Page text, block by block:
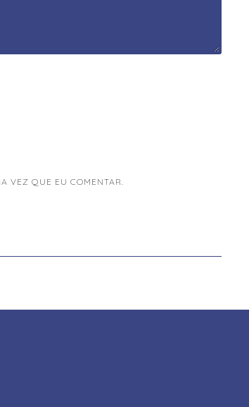
VEZ QUE EU COMENTAR.